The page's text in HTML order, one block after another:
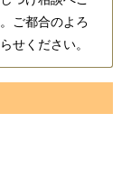
ご都合のよろ
せください。